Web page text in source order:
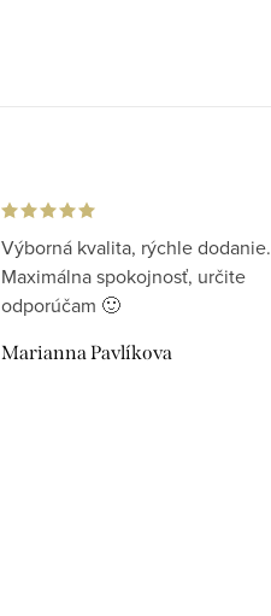
Výborná kvalita, rýchle dodanie.
Maximálna spokojnosť, určite
odporúčam 🙂
Marianna Pavlíkova